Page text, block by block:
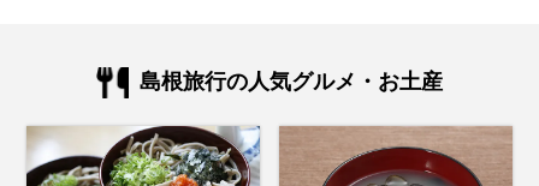
島根旅行の人気グルメ・お土産